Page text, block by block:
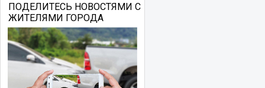
ПОДЕЛИТЕСЬ НОВОСТЯМИ С
ЖИТЕЛЯМИ ГОРОДА